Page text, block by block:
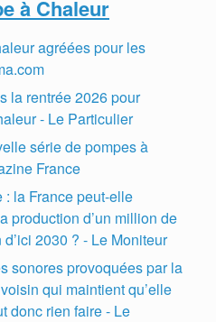
à Chaleur
agréées pour les
la rentrée 2026 pour
- Le Particulier
série de pompes à
France
la France peut-elle
production d’un million de
2030 ? - Le Moniteur
sonores provoquées par la
qui maintient qu’elle
donc rien faire - Le